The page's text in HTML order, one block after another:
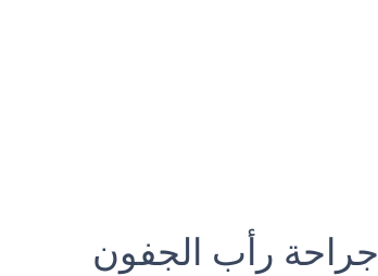
جراحة رأب الجفون